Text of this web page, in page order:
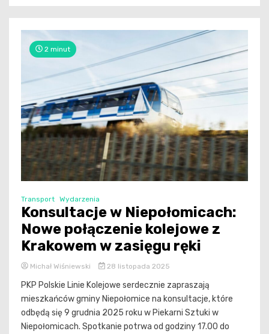
2 minut
Transport Wydarzenia
Konsultacje w Niepołomicach:
Nowe połączenie kolejowe z
Krakowem w zasięgu ręki
Michał Wiśniewski 28 listopada 2025
PKP Polskie Linie Kolejowe serdecznie zapraszają
mieszkańców gminy Niepołomice na konsultacje, które
odbędą się 9 grudnia 2025 roku w Piekarni Sztuki w
Niepołomicach. Spotkanie potrwa od godziny 17.00 do